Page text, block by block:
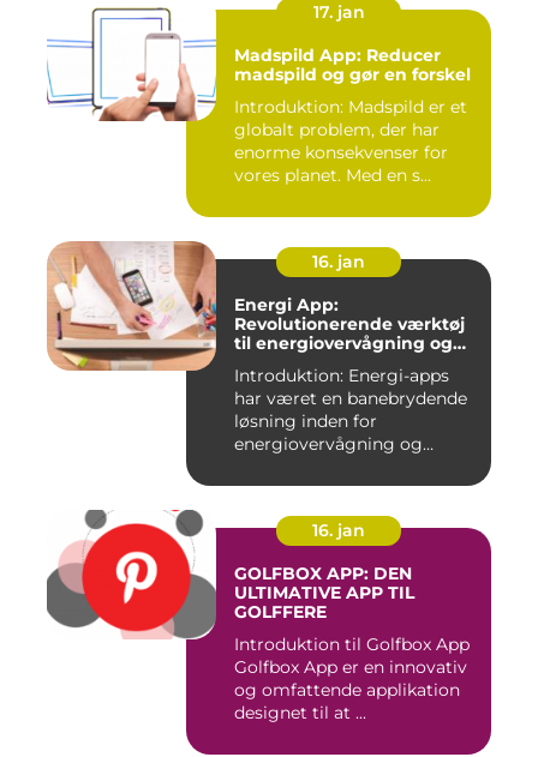
17. jan
Madspild App: Reducer
madspild og gør en forskel
Introduktion: Madspild er et
globalt problem, der har
enorme konsekvenser for
vores planet. Med en s...
16. jan
Energi App:
Revolutionerende værktøj
til energiovervågning og
Introduktion: Energi-apps
har været en banebrydende
løsning inden for
energiovervågning og
16. jan
GOLFBOX APP: DEN
ULTIMATIVE APP TIL
GOLFFERE
Introduktion til Golfbox App
Golfbox App er en innovativ
og omfattende applikation
designet til at ...